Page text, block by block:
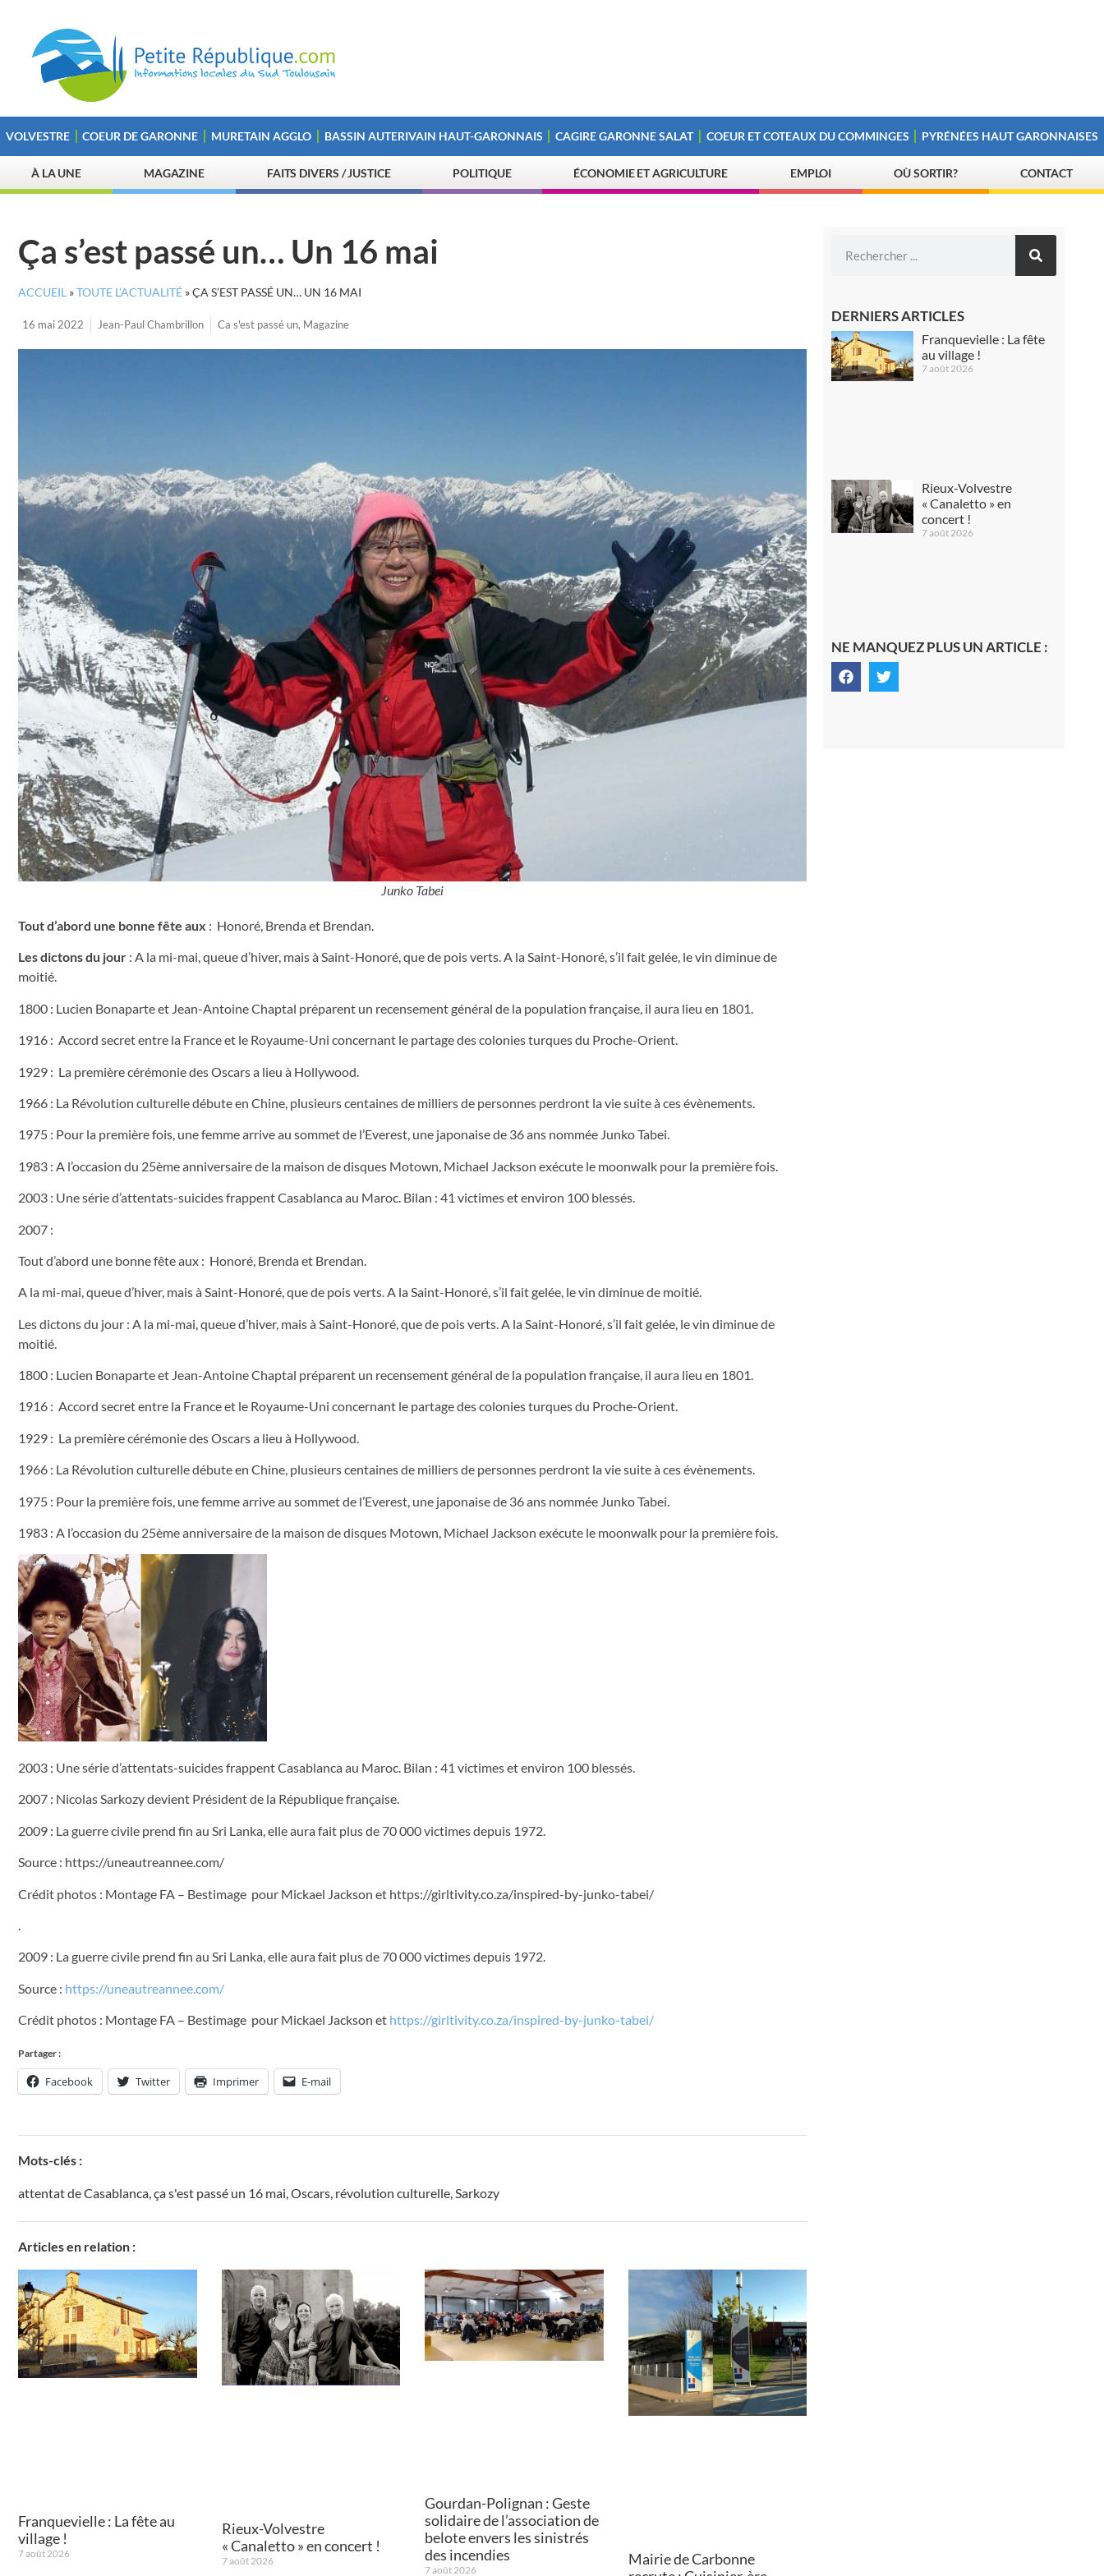
VOLVESTRE COEUR DE GARONNE MURETAIN AGGLO BASSIN AUTERIVAIN HAUT-GARONNAIS CAGIRE GARONNE SALAT COEUR ET COTEAUX DU COMMINGES PYRÉNÉES HAUT GARONNAISES
À LA UNE MAGAZINE FAITS DIVERS / JUSTICE POLITIQUE ÉCONOMIE ET AGRICULTURE EMPLOI OÙ SORTIR? CONTACT
Ça s’est passé un… Un 16 mai
ACCUEIL »TOUTE L’ACTUALITÉ »ÇA S’EST PASSÉ UN… UN 16 MAI
16 mai 2022 Jean-Paul Chambrillon Ca s'est passé un, Magazine
Junko Tabei
Tout d’abord une bonne fête aux : Honoré, Brenda et Brendan.
Les dictons du jour : A la mi-mai, queue d’hiver, mais à Saint-Honoré, que de pois verts. A la Saint-Honoré, s’il fait gelée, le vin diminue de
moitié.
1800 : Lucien Bonaparte et Jean-Antoine Chaptal préparent un recensement général de la population française, il aura lieu en 1801.
1916 : Accord secret entre la France et le Royaume-Uni concernant le partage des colonies turques du Proche-Orient.
1929 : La première cérémonie des Oscars a lieu à Hollywood.
1966 : La Révolution culturelle débute en Chine, plusieurs centaines de milliers de personnes perdront la vie suite à ces évènements.
1975 : Pour la première fois, une femme arrive au sommet de l’Everest, une japonaise de 36 ans nommée Junko Tabei.
1983 : A l’occasion du 25ème anniversaire de la maison de disques Motown, Michael Jackson exécute le moonwalk pour la première fois.
2003 : Une série d’attentats-suicides frappent Casablanca au Maroc. Bilan : 41 victimes et environ 100 blessés.
2007 :
Tout d’abord une bonne fête aux : Honoré, Brenda et Brendan.
A la mi-mai, queue d’hiver, mais à Saint-Honoré, que de pois verts. A la Saint-Honoré, s’il fait gelée, le vin diminue de moitié.
Les dictons du jour : A la mi-mai, queue d’hiver, mais à Saint-Honoré, que de pois verts. A la Saint-Honoré, s’il fait gelée, le vin diminue de
moitié.
1800 : Lucien Bonaparte et Jean-Antoine Chaptal préparent un recensement général de la population française, il aura lieu en 1801.
1916 : Accord secret entre la France et le Royaume-Uni concernant le partage des colonies turques du Proche-Orient.
1929 : La première cérémonie des Oscars a lieu à Hollywood.
1966 : La Révolution culturelle débute en Chine, plusieurs centaines de milliers de personnes perdront la vie suite à ces évènements.
1975 : Pour la première fois, une femme arrive au sommet de l’Everest, une japonaise de 36 ans nommée Junko Tabei.
1983 : A l’occasion du 25ème anniversaire de la maison de disques Motown, Michael Jackson exécute le moonwalk pour la première fois.
2003 : Une série d’attentats-suicides frappent Casablanca au Maroc. Bilan : 41 victimes et environ 100 blessés.
2007 : Nicolas Sarkozy devient Président de la République française.
2009 : La guerre civile prend fin au Sri Lanka, elle aura fait plus de 70 000 victimes depuis 1972.
Source : https://uneautreannee.com/
Crédit photos : Montage FA – Bestimage pour Mickael Jackson et https://girltivity.co.za/inspired-by-junko-tabei/
.
2009 : La guerre civile prend fin au Sri Lanka, elle aura fait plus de 70 000 victimes depuis 1972.
Source : https://uneautreannee.com/
Crédit photos : Montage FA – Bestimage pour Mickael Jackson et https://girltivity.co.za/inspired-by-junko-tabei/
Partager :
Facebook Twitter Imprimer E-mail
Mots-clés :
attentat de Casablanca ça s'est passé un 16 mai Oscars révolution culturelle Sarkozy
Articles en relation :
Franquevielle : La fête au
village !
7 août 2026
Rieux-Volvestre
« Canaletto » en concert !
7 août 2026
Gourdan-Polignan : Geste
solidaire de l’association de
belote envers les sinistrés
des incendies
7 août 2026
Mairie de Carbonne
DERNIERS ARTICLES
Franquevielle : La fête
au village !
7 août 2026
Rieux-Volvestre
« Canaletto » en
concert !
7 août 2026
NE MANQUEZ PLUS UN ARTICLE :